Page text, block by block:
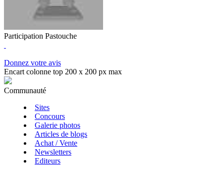
Participation Pastouche
Donnez votre avis
Encart colonne top 200 x 200 px max
Communauté
Sites
Concours
Galerie photos
Articles de blogs
Achat / Vente
Newsletters
Editeurs